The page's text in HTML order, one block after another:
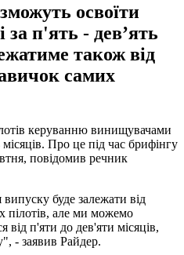
освоїти
за п'ять - дев’ять
також від
самих
керуванню винищувачами
Про це під час брифінгу
повідомив речник
буде залежати від
пілотів, але ми можемо
від п'яти до дев'яти місяців,
- заявив Райдер.